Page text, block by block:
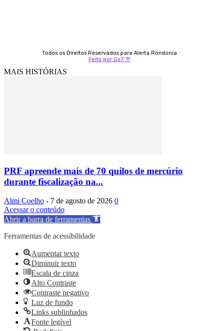
Todos os Direitos Reservados para Alerta Rondonia
Feito por Go7 💜
MAIS HISTÓRIAS
PRF apreende mais de 70 quilos de mercúrio
durante fiscalização na...
Almi Coelho - 7 de agosto de 2026 0
Acessar o conteúdo
Abrir a barra de ferramentas
Ferramentas de acessibilidade
Aumentar texto
Diminuir texto
Escala de cinza
Alto Contraste
Contraste negativo
Luz de fundo
Links sublinhados
Fonte legível